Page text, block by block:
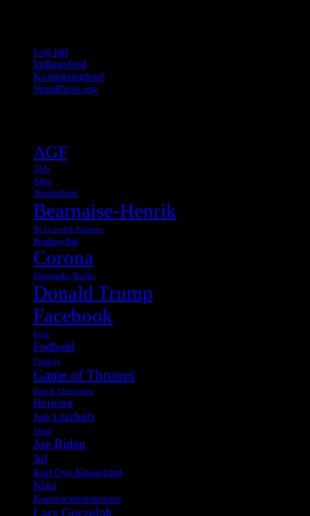
Log ind
Indlægsfeed
Kommentarfeed
WordPress.org
AGF
Aldi
Alien
Australien
Bearnaise-Henrik
Bo Gorzelak Pedersen
Breaking Bad
Corona
Danmarks Radio
Donald Trump
Facebook
Ferie
Fodbold
Frankrig
Game of Thrones
Henrik Christensen
Herning
Jan Lützhøft
Japan
Joe Biden
Jul
Karl Ove Knausgård
Kina
Konspirationsteorier
Lars Gorzelak